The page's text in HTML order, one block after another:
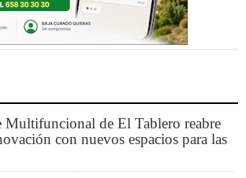
Multifuncional de El Tablero reabre
con nuevos espacios para las